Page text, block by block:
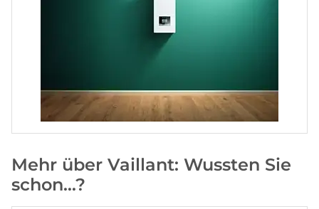
Mehr über Vaillant: Wussten Sie
schon…?